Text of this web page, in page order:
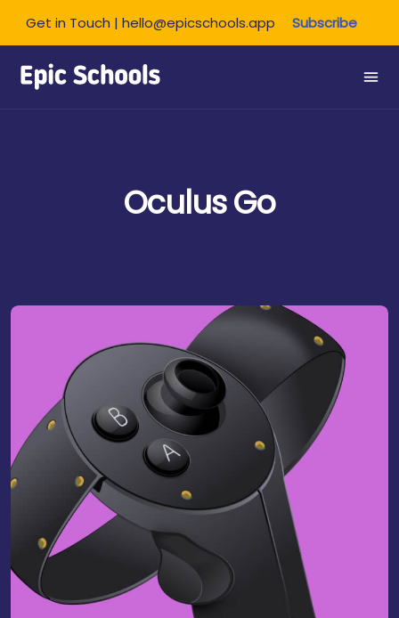
Get in Touch | hello@epicschools.app Subscribe
Oculus Go